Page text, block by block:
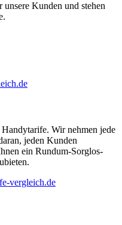
Kunden und stehen
Wir nehmen jede
jeden Kunden
ein Rundum-Sorglos-
vergleich.de